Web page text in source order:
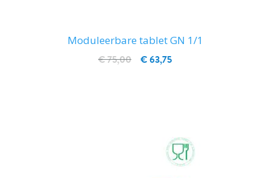
Moduleerbare tablet GN 1/1
€ 63,75
€ 75,00